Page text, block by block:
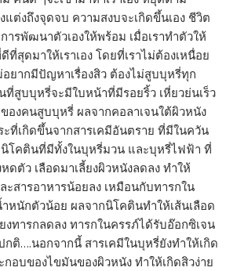
แต่งถึงจุดจบ ความสงบจะเกิดขึ้นเอง ชีวิต
ารพัฒนาตัวเองให้พร้อม เมื่อเราทำตัวให้
ที่สุดมาให้เราเอง โดยที่เราไม่ต้องเหนื่อย
ยากมีปัญหาเรื่องสิว ต้องไม่สูบบุหรี่ทุก
สูบบุหรี่จะมีใบหน้าที่มีรอยริ้ว เหี่ยวย่นเร็ว
องคนสูบบุหรี่ ผลจากคอลาเจนใต้ผิวหนัง
ที่เกิดขึ้นจากสารเคมีอันตราย ที่มีในควัน
โคตินที่มีทั้งในบุหรี่มวน และบุหรี่ไฟฟ้า ที่
ดตัว เลือดมาเลี้ยงผิวหนังลดลง ทำให้
ะสารอาหารน้อยลง เหมือนกับทารกใน
หนักตัวน้อย ผลจากนิโคตินทำให้เส้นเลือด
งทารกลดลง ทารกในครรภ์ได้รับอ๊อกซิเจน
ติ….นอกจากนี้ สารเคมีในบุหรี่ยังทำให้เกิด
อบของไขมันของผิวหนัง ทำให้เกิดสิวง่าย